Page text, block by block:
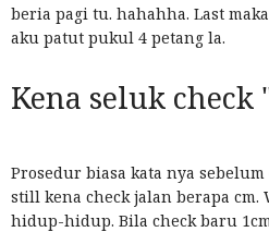
beria pagi tu. hahahha. Last
aku patut pukul 4 petang la.
Kena seluk check
Prosedur biasa kata nya
still kena check jalan berapa cm.
hidup-hidup. Bila check baru